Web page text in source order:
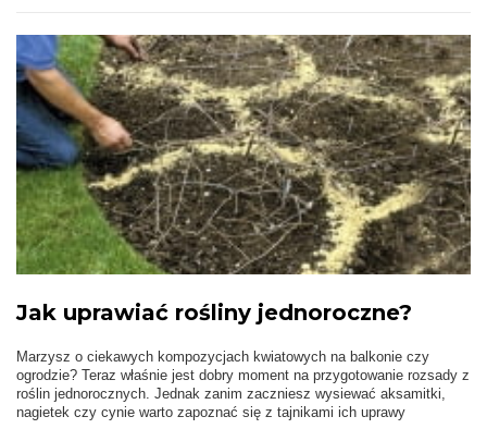
Jak uprawiać rośliny jednoroczne?
Marzysz o ciekawych kompozycjach kwiatowych na balkonie czy
ogrodzie? Teraz właśnie jest dobry moment na przygotowanie rozsady z
roślin jednorocznych. Jednak zanim zaczniesz wysiewać aksamitki,
nagietek czy cynie warto zapoznać się z tajnikami ich uprawy